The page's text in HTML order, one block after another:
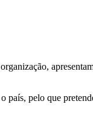
pelo que